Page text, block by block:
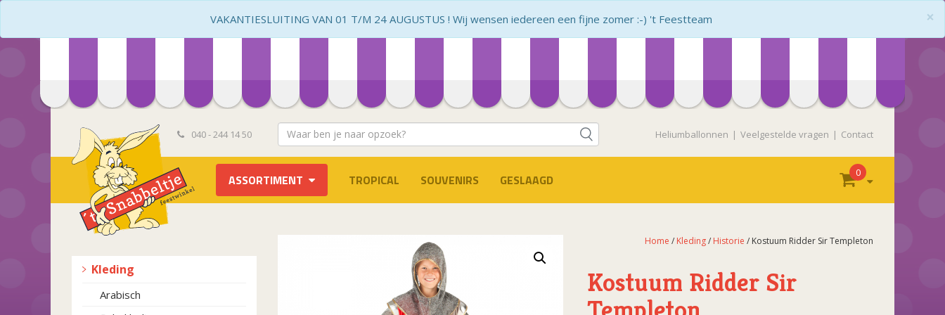
×
VAKANTIESLUITING VAN 01 T/M 24 AUGUSTUS ! Wij wensen iedereen een fijne zomer :-) 't Feestteam
040 - 244 14 50 Heliumballonnen Veelgestelde vragen Contact
ASSORTIMENT TROPICAL SOUVENIRS GESLAAGD 0
Kleding
Arabisch
Home / Kleding/ Historie / Kostuum Ridder Sir Templeton
Kostuum Ridder Sir